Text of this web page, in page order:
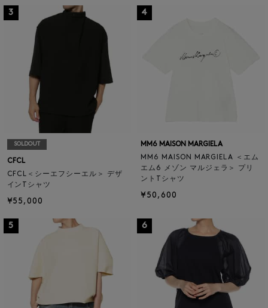
3
SOLDOUT
CFCL
CFCL＜シーエフシーエル＞ デザ
インTシャツ
¥55,000
4
MM6 MAISON MARGIELA
MM6 MAISON MARGIELA ＜エム
エム6 メゾン マルジェラ＞ プリ
ントTシャツ
¥50,600
5 6